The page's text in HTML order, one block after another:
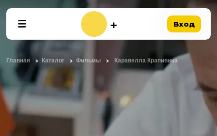
Вход
Главная Каталог Фильмы Каравелла Крапивина